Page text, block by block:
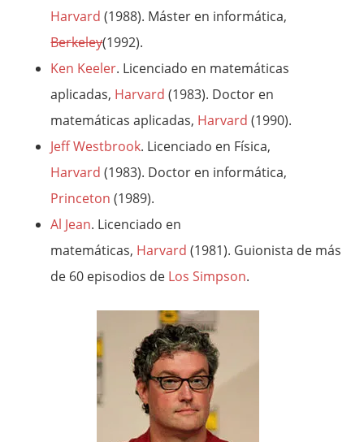
Harvard (1988). Máster en informática,
Berkeley(1992).
Ken Keeler. Licenciado en matemáticas
aplicadas, Harvard (1983). Doctor en
matemáticas aplicadas, Harvard (1990).
Jeff Westbrook. Licenciado en Física,
Harvard (1983). Doctor en informática,
Princeton (1989).
Al Jean. Licenciado en
matemáticas, Harvard (1981). Guionista de más
de 60 episodios de Los Simpson.